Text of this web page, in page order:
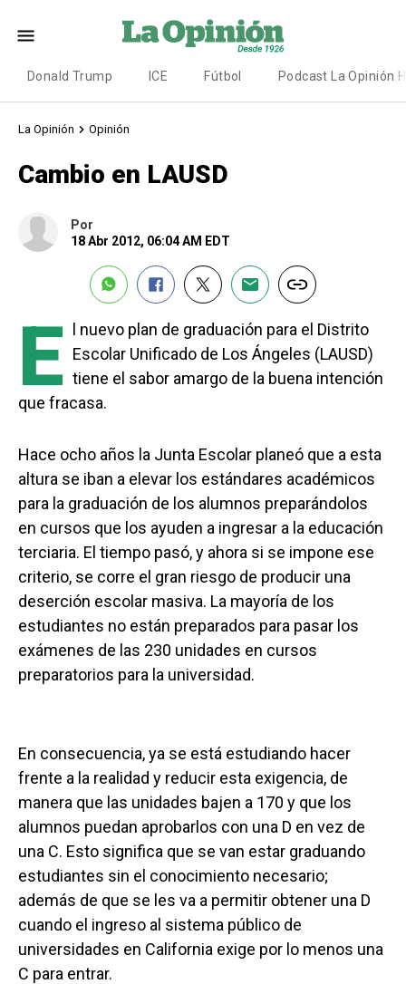
Donald Trump ICE Fútbol Podcast La Opinión
La Opinión Opinión
Cambio en LAUSD
Por
18 Abr 2012, 06:04 AM EDT
E
l nuevo plan de graduación para el Distrito
Escolar Unificado de Los Ángeles (LAUSD)
tiene el sabor amargo de la buena intención
que fracasa.
Hace ocho años la Junta Escolar planeó que a esta
altura se iban a elevar los estándares académicos
para la graduación de los alumnos preparándolos
en cursos que los ayuden a ingresar a la educación
terciaria. El tiempo pasó, y ahora si se impone ese
criterio, se corre el gran riesgo de producir una
deserción escolar masiva. La mayoría de los
estudiantes no están preparados para pasar los
exámenes de las 230 unidades en cursos
preparatorios para la universidad.
En consecuencia, ya se está estudiando hacer
frente a la realidad y reducir esta exigencia, de
manera que las unidades bajen a 170 y que los
alumnos puedan aprobarlos con una D en vez de
una C. Esto significa que se van estar graduando
estudiantes sin el conocimiento necesario;
además de que se les va a permitir obtener una D
cuando el ingreso al sistema público de
universidades en California exige por lo menos una
C para entrar.